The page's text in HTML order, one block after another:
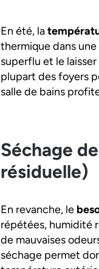
En été, la
thermique dans
superflu et le
plupart des foyers
salle de bains
Séchage
résiduelle)
En revanche, le
répétées, humidité
de mauvaises
séchage permet